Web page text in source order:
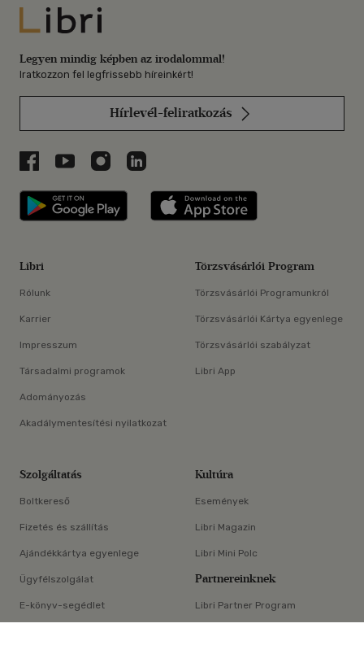
×
Libri
Legyen mindig képben az irodalommal!
Iratkozzon fel legfrissebb híreinkért!
Hírlevél-feliratkozás
Libri a Facebookon
Libri a Youtube-on
Libri az Instagramon
Libri a LinkedInen
Libri applikáció Szerezd meg: Google
Libri
Rólunk
Karrier
Impresszum
Társadalmi programok
Adományozás
Akadálymentesítési nyilatkozat
Törzsvásárlói Program
Törzsvásárlói Programunkról
Törzsvásárlói Kártya egyenlege
Törzsvásárlói szabályzat
Libri App
Szolgáltatás
Boltkereső
Fizetés és szállítás
Ajándékkártya egyenlege
Ügyfélszolgálat
E-könyv-segédlet
Kultúra
Események
Libri Magazin
Libri Mini Polc
Partnereinknek
Libri Partner Program